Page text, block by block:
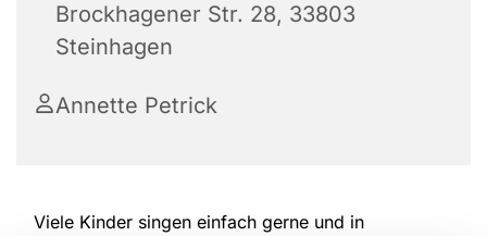
Brockhagener Str. 28, 33803
Steinhagen
Annette Petrick
Viele Kinder singen einfach gerne und in